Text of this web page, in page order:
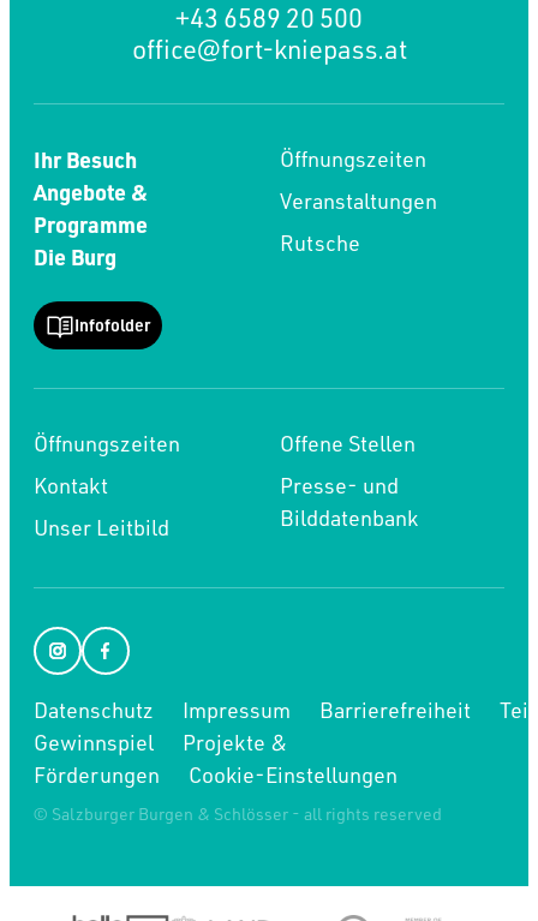
+43 6589 20 500
office@fort-kniepass.at
Ihr Besuch
Angebote &
Programme
Die Burg
Infofolder
Öffnungszeiten
Veranstaltungen
Rutsche
Öffnungszeiten
Kontakt
Unser Leitbild
Offene Stellen
Presse- und
Bilddatenbank
Datenschutz Impressum Barrierefreiheit
Gewinnspiel
Projekte &
Förderungen
Cookie-Einstellungen
© Salzburger Burgen & Schlösser - all rights reserved